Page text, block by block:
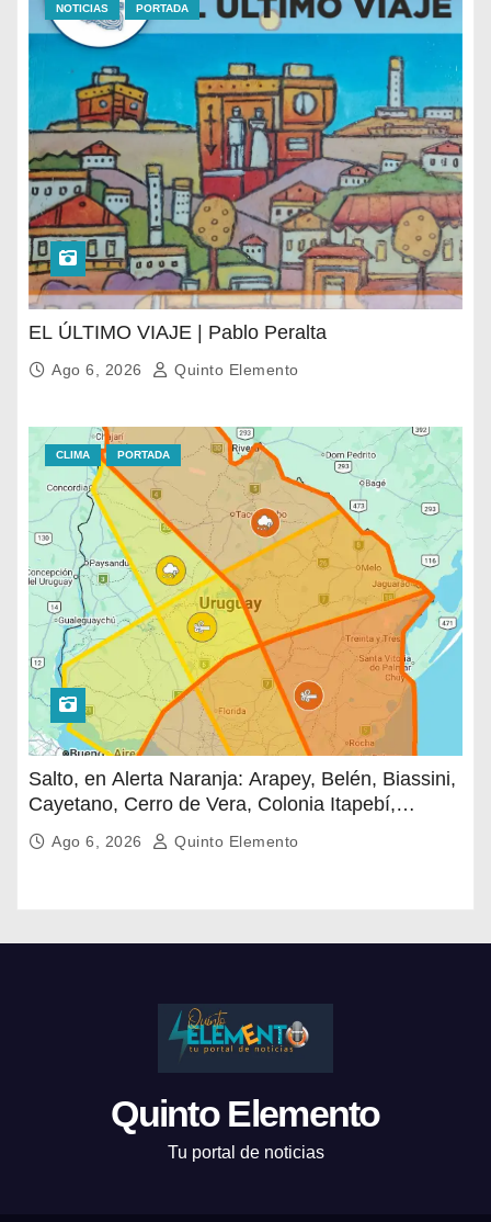
NOTICIAS PORTADA
EL ÚLTIMO VIAJE | Pablo Peralta
Ago 6, 2026 Quinto Elemento
CLIMA PORTADA
Salto, en Alerta Naranja: Arapey, Belén, Biassini,
Cayetano, Cerro de Vera, Colonia Itapebí,
Fernández, Lluveras, Migliaro, Puntas de
Valentín, Quintana, Rincón de Valentín, Sarandí
Ago 6, 2026 Quinto Elemento
Quinto Elemento
Tu portal de noticias